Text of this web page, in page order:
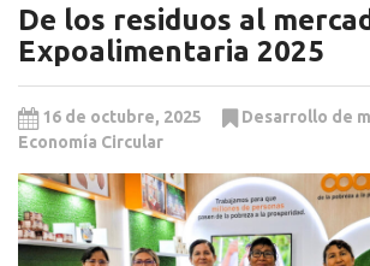
De los residuos al
Expoalimentaria 2025
16 de octubre, 2025 Desarrollo de
Economía Circular